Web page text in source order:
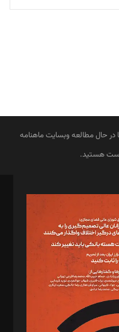
در حال مطالعه وبسایت ماهنامه
هستید.